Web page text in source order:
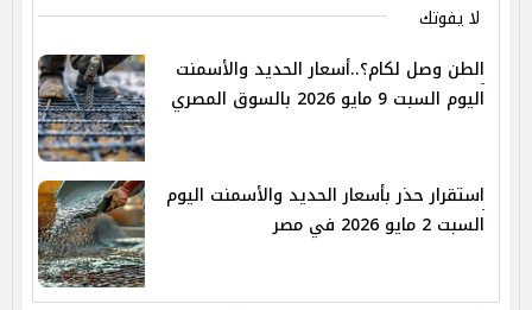
لا يفوتك
الطن وصل لكام؟..أسعار الحديد والأسمنت
اليوم السبت 9 مايو 2026 بالسوق المصري
استقرار حذر بأسعار الحديد والأسمنت اليوم
السبت 2 مايو 2026 في مصر